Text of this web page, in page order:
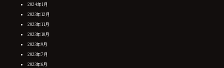
2024年1月
2023年12月
2023年11月
2023年10月
2023年9月
2023年7月
2023年6月